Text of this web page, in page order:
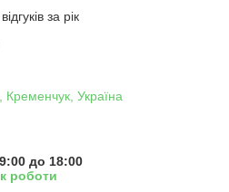
за рік
Україна
до 18:00
роботи